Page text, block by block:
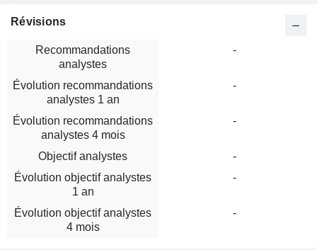
Révisions
Recommandations
analystes
-
Évolution recommandations
analystes 1 an
-
Évolution recommandations
analystes 4 mois
-
Objectif analystes
-
Évolution objectif analystes
1 an
-
Évolution objectif analystes
4 mois
-